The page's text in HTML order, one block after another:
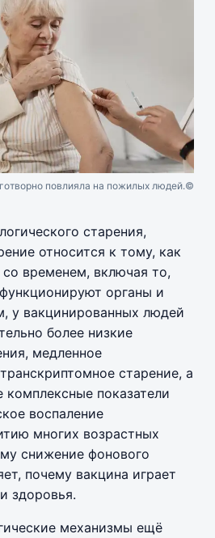
повлияла на пожилых людей.©
старения,
относится к тому, как
временем, включая то,
органы и
у вакцинированных людей
более низкие
медленное
старение, а
комплексные показатели
воспаление
многих возрастных
снижение фонового
почему вакцина играет
здоровья.
механизмы ещё